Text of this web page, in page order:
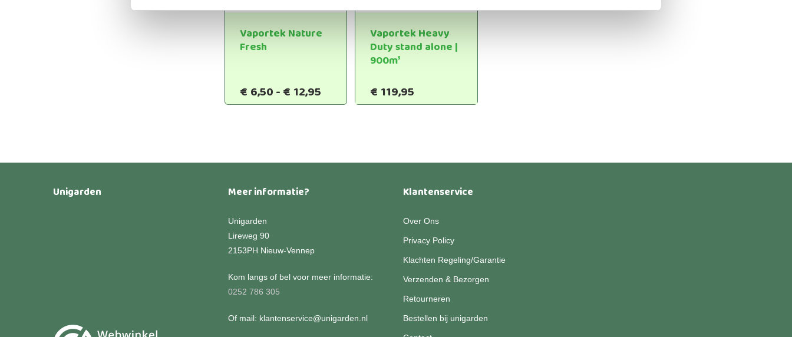
Vaportek Nature
Fresh
€ 6,50-€ 12,95 Prijsklasse:
€6,50
Dit
product
Deze
kan
de
Vaportek Heavy
Duty stand alone |
900m³
€ 119,95
Unigarden Meer informatie?
Unigarden
Lireweg 90
2153PH Nieuw-Vennep
Kom langs of bel voor meer informatie:
0252 786 305
Of mail: klantenservice@unigarden.nl
Klantenservice
Over Ons
Privacy Policy
Klachten Regeling/Garantie
Verzenden & Bezorgen
Retourneren
Bestellen bij unigarden